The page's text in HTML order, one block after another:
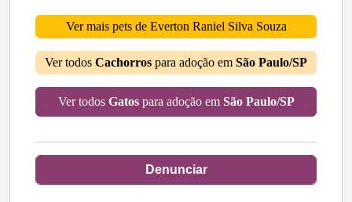
Ver mais pets de Everton Raniel Silva Souza
Ver todos Cachorros para adoção em São Paulo/SP
Ver todos Gatospara adoção em São Paulo/SP
Denunciar